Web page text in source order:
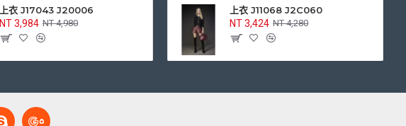
上衣 J17043 J20006
NT 3,984 NT 4,980
上衣 J11068 J2C060
NT 3,424 NT 4,280